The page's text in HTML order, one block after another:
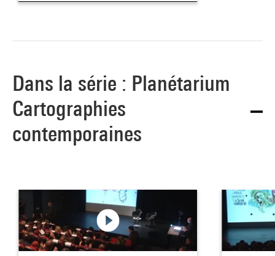
Dans la série : Planétarium
Cartographies
contemporaines